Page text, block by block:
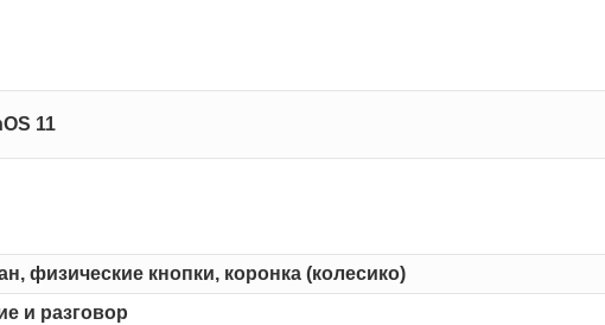
11
физические кнопки, коронка (колесико)
и разговор